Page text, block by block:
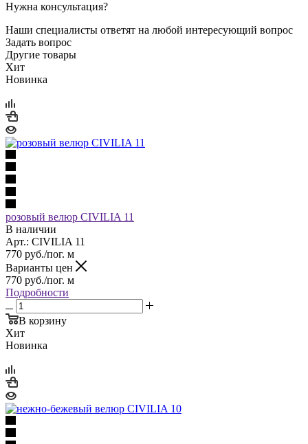
Нужна консультация?
Наши специалисты ответят на любой интересующий вопрос
Задать вопрос
Другие товары
Хит
Новинка
розовый велюр CIVILIA 11
В наличии
Арт.: CIVILIA 11
770 руб./пог. м
Варианты цен
770 руб./пог. м
Подробности
В корзину
Хит
Новинка